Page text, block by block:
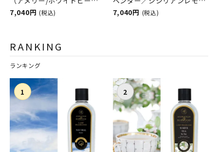
＆リリー） フレグランスラ
7,040円 (税込)
ン） フレグランスランプ用
7,040円 (税込)
RANKING
ランキング